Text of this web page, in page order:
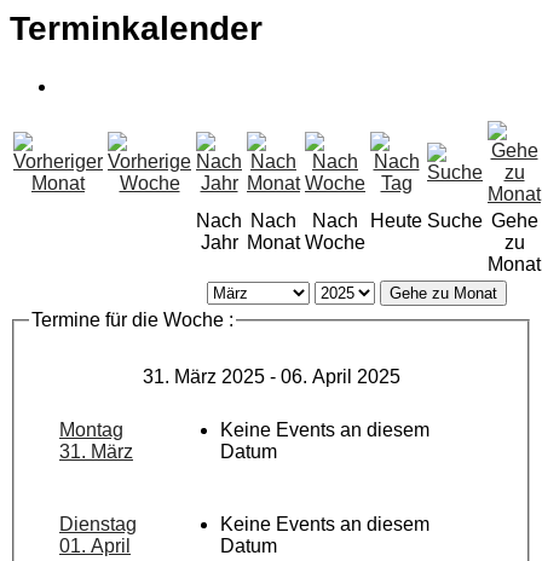
Terminkalender
Nach
Jahr
Nach
Monat
Nach
Woche
Heute Suche Gehe
zu
Monat
Gehe zu Monat
Termine für die Woche :
31. März 2025 - 06. April 2025
Montag
31. März
Keine Events an diesem
Datum
Dienstag
01. April
Keine Events an diesem
Datum